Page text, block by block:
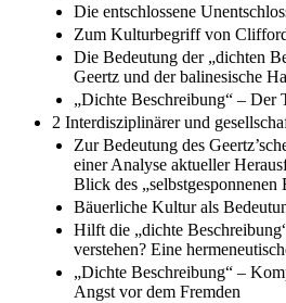
Die entschlossene
Zum Kulturbegriff von
Die Bedeutung der „dichten
Geertz und der balinesische
„Dichte Beschreibung“ – Der
2 Interdisziplinärer und
Zur Bedeutung des
einer Analyse aktueller
Blick des „selbstgesponnenen
Bäuerliche Kultur als
Hilft die „dichte
verstehen? Eine
„Dichte Beschreibung“ –
Angst vor dem Fremden